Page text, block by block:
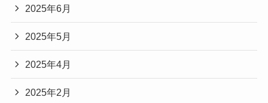
2025年6月
2025年5月
2025年4月
2025年2月